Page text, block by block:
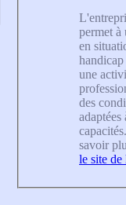
permet à
en
une
des
adaptées
savoir
le site